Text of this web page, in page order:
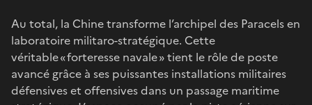
Au total, la Chine transforme l’archipel des Paracels en
laboratoire militaro-stratégique. Cette
véritable « forteresse navale » tient le rôle de poste
avancé grâce à ses puissantes installations militaires
défensives et offensives dans un passage maritime